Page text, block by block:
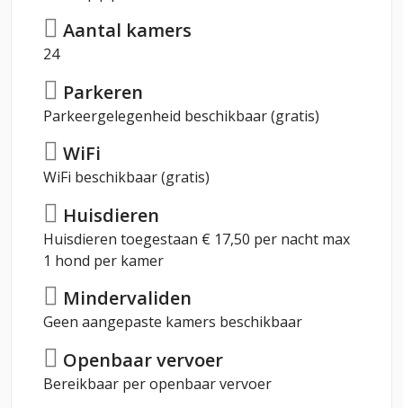
Aantal kamers
24
Parkeren
Parkeergelegenheid beschikbaar (gratis)
WiFi
WiFi beschikbaar (gratis)
Huisdieren
Huisdieren toegestaan € 17,50 per nacht max
1 hond per kamer
Mindervaliden
Geen aangepaste kamers beschikbaar
Openbaar vervoer
Bereikbaar per openbaar vervoer